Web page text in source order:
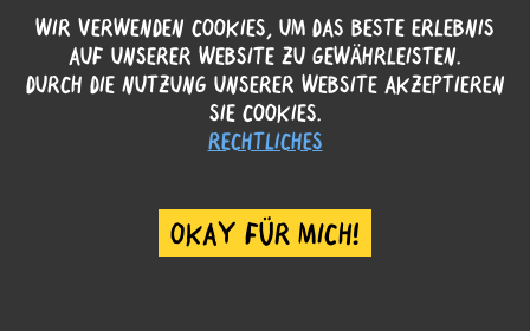
WIR VERWENDEN COOKIES, UM DAS BESTE ERLEBNIS
AUF UNSERER WEBSITE ZU GEWÄHRLEISTEN.
DURCH DIE NUTZUNG UNSERER WEBSITE AKZEPTIEREN
SIE COOKIES.
RECHTLICHES
OKAY FÜR MICH!